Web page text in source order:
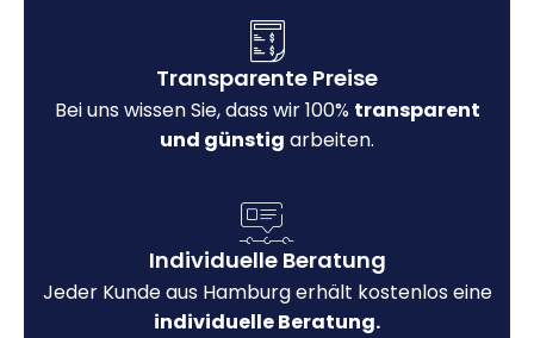
Transparente Preise
Bei uns wissen Sie, dass wir 100% transparent
und günstig arbeiten.
Individuelle Beratung
Jeder Kunde aus Hamburg erhält kostenlos eine
individuelle Beratung.